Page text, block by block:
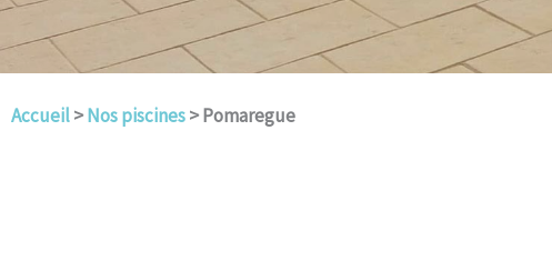
Accueil>Nos piscines> Pomaregue